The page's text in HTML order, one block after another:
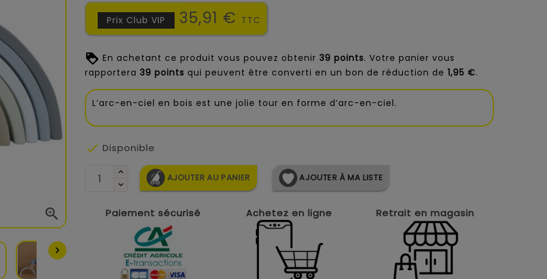


Prix Club VIP 35,91 € TTC
En achetant ce produit vous pouvez obtenir 39 points. Votre panier vous
rapportera 39 points qui peuvent être converti en un bon de réduction de 1,95 €.
L’arc-en-ciel en bois est une jolie tour en forme d’arc-en-ciel.
 Disponible
AJOUTER AU PANIER AJOUTER À MA LISTE
Paiement sécurisé Achetez en ligne Retrait en magasin